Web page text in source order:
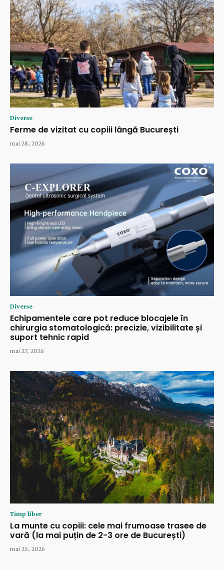
Diverse
Ferme de vizitat cu copiii lângă București
mai 28, 2026
Diverse
Echipamentele care pot reduce blocajele în
chirurgia stomatologică: precizie, vizibilitate și
suport tehnic rapid
mai 27, 2026
Timp liber
La munte cu copiii: cele mai frumoase trasee de
vară (la mai puțin de 2-3 ore de București)
mai 25, 2026